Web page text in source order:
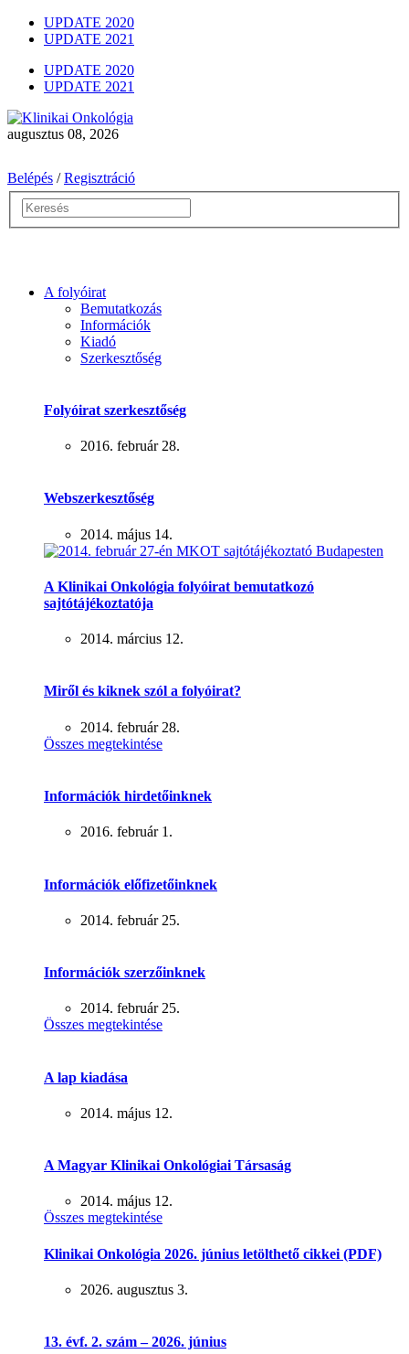
UPDATE 2020
UPDATE 2021
UPDATE 2020
UPDATE 2021
augusztus 08, 2026
Belépés / Regisztráció
A folyóirat
Bemutatkozás
Információk
Kiadó
Szerkesztőség
Folyóirat szerkesztőség
2016. február 28.
Webszerkesztőség
2014. május 14.
A Klinikai Onkológia folyóirat bemutatkozó
sajtótájékoztatója
2014. március 12.
Miről és kiknek szól a folyóirat?
2014. február 28.
Összes megtekintése
Információk hirdetőinknek
2016. február 1.
Információk előfizetőinknek
2014. február 25.
Információk szerzőinknek
2014. február 25.
Összes megtekintése
A lap kiadása
2014. május 12.
A Magyar Klinikai Onkológiai Társaság
2014. május 12.
Összes megtekintése
Klinikai Onkológia 2026. június letölthető cikkei (PDF)
2026. augusztus 3.
13. évf. 2. szám – 2026. június